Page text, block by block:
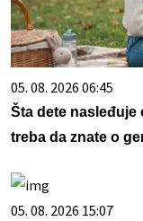
05. 08. 2026 06:45
Šta dete nasleđuje
treba da znate o
05. 08. 2026 15:07